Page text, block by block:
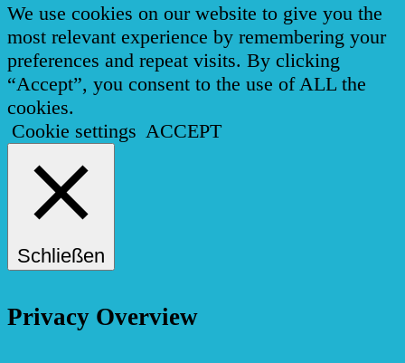
We use cookies on our website to give you the
most relevant experience by remembering your
preferences and repeat visits. By clicking
“Accept”, you consent to the use of ALL the
cookies.
Cookie settings ACCEPT
Schließen
Privacy Overview